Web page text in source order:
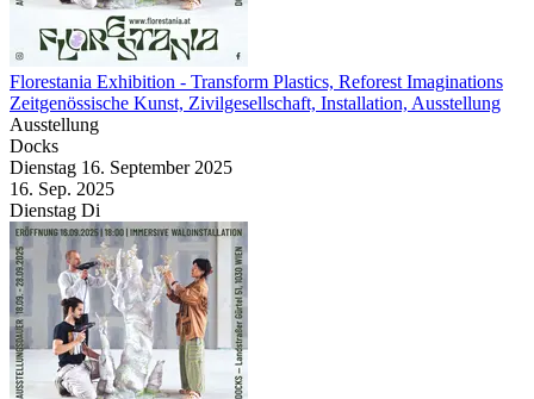
Florestania Exhibition - Transform Plastics, Reforest Imaginations
Zeitgenössische Kunst, Zivilgesellschaft, Installation, Ausstellung
Ausstellung
Docks
Dienstag 16. September 2025
16. Sep. 2025
Dienstag Di